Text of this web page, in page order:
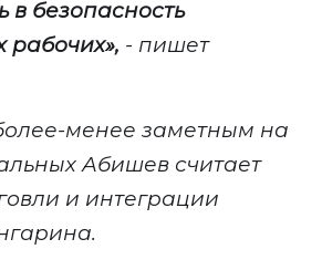
в безопасность
рабочих», - пишет
менее заметным на
Абишев считает
и интеграции